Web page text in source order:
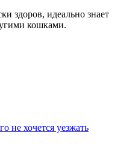
здоров, идеально знает
кошками.